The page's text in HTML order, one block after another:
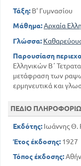
Τάξη: Β' Γυμνασίου
Μάθημα:Αρχαία
Γλώσσα:
Παρουσίαση
Ελληνικών Β΄
μετάφραση των
ερμηνευτικά και
ΠΕΔΙΟ
Εκδότης: Ιωάννης
Έτος έκδοσης: 1927
Τόπος έκδοσης: